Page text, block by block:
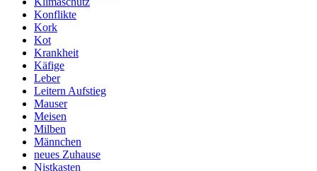
Konflikte
Kork
Kot
Krankheit
Käfige
Leber
Leitern Aufstieg
Mauser
Meisen
Milben
Männchen
neues Zuhause
Nistkasten